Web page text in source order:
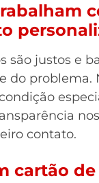
são justos e
do problema.
contato.
cartão